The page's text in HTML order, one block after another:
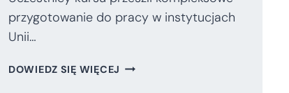
przygotowanie do pracy w instytucjach
Unii…
DOWIEDZ SIĘ WIĘCEJ ZA